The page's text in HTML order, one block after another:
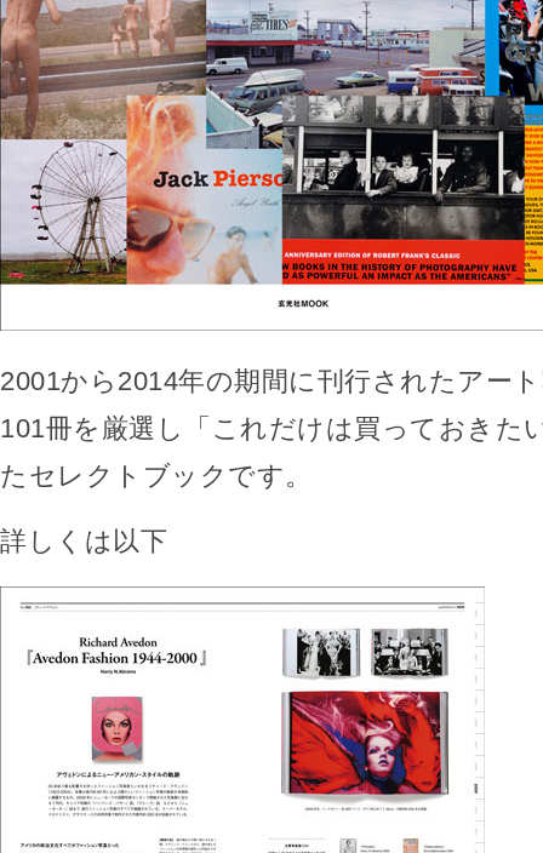
2001から2014年の期間に刊行されたアー
101冊を厳選し「これだけは買っておきた
たセレクトブックです。
詳しくは以下